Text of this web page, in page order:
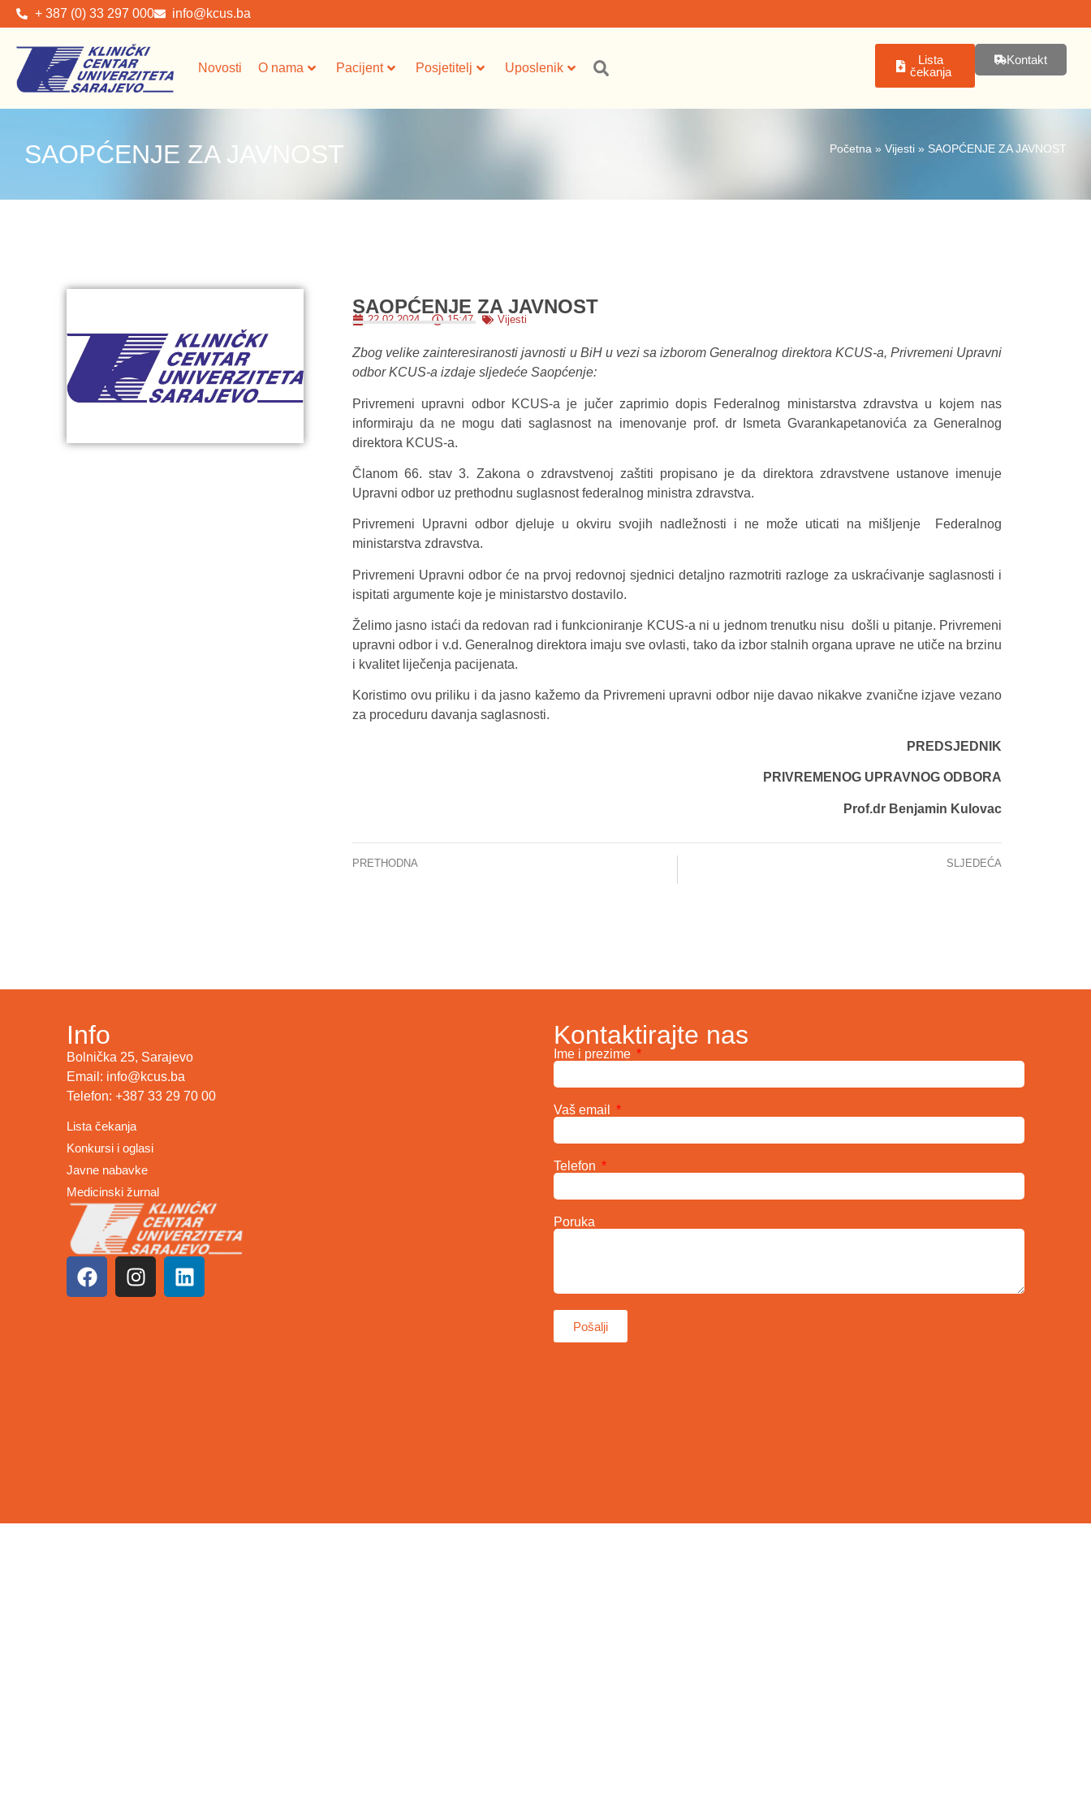
+ 387 (0) 33 297 000 info@kcus.ba
Novosti O nama Pacijent Posjetitelj Uposlenik
Lista
čekanja
Kontakt
SAOPĆENJE ZA JAVNOST Početna » Vijesti » SAOPĆENJE ZA JAVNOST
SAOPĆENJE ZA JAVNOST
22.02.2024. 15:47 Vijesti
Zbog velike zainteresiranosti javnosti u BiH u vezi sa izborom Generalnog direktora KCUS-a, Privremeni Upravni
odbor KCUS-a izdaje sljedeće Saopćenje:
Privremeni upravni odbor KCUS-a je jučer zaprimio dopis Federalnog ministarstva zdravstva u kojem nas
informiraju da ne mogu dati saglasnost na imenovanje prof. dr Ismeta Gvarankapetanovića za Generalnog
direktora KCUS-a.
Članom 66. stav 3. Zakona o zdravstvenoj zaštiti propisano je da direktora zdravstvene ustanove imenuje
Upravni odbor uz prethodnu suglasnost federalnog ministra zdravstva.
Privremeni Upravni odbor djeluje u okviru svojih nadležnosti i ne može uticati na mišljenje Federalnog
ministarstva zdravstva.
Privremeni Upravni odbor će na prvoj redovnoj sjednici detaljno razmotriti razloge za uskraćivanje saglasnosti i
ispitati argumente koje je ministarstvo dostavilo.
Želimo jasno istaći da redovan rad i funkcioniranje KCUS-a ni u jednom trenutku nisu došli u pitanje. Privremeni
upravni odbor i v.d. Generalnog direktora imaju sve ovlasti, tako da izbor stalnih organa uprave ne utiče na brzinu
i kvalitet liječenja pacijenata.
Koristimo ovu priliku i da jasno kažemo da Privremeni upravni odbor nije davao nikakve zvanične izjave vezano
za proceduru davanja saglasnosti.
PREDSJEDNIK
PRIVREMENOG UPRAVNOG ODBORA
Prof.dr Benjamin Kulovac
PRETHODNA SLJEDEĆA
Info
Bolnička 25, Sarajevo
Email: info@kcus.ba
Telefon: +387 33 29 70 00
Lista čekanja
Konkursi i oglasi
Javne nabavke
Medicinski žurnal
Kontaktirajte nas
Ime i prezime
Vaš email
Telefon
Poruka
Pošalji